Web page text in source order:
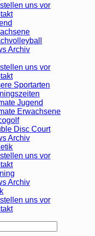
uns vor
Archiv
uns vor
Sportarten
Jugend
Erwachsene
Disc Court
Archiv
uns vor
Archiv
uns vor